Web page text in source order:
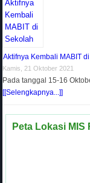
Aktifnya Kembali MABIT
Kamis, 21 Oktober 2021
Pada tanggal 15-16
[[Selengkapnya...]]
Peta Lokasi